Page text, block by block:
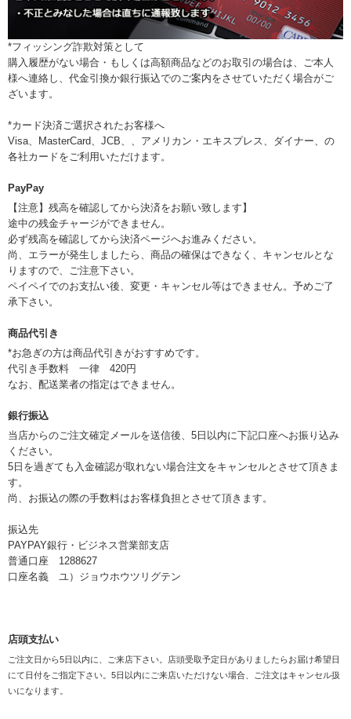
*フィッシング詐欺対策として
購入履歴がない場合・もしくは高額商品などのお取引の場合は、ご本人
様へ連絡し、代金引換か銀行振込でのご案内をさせていただく場合がご
ざいます。
*カード決済ご選択されたお客様へ
Visa、MasterCard、JCB、、アメリカン・エキスプレス、ダイナー、の
各社カードをご利用いただけます。
PayPay
【注意】残高を確認してから決済をお願い致します】
途中の残金チャージができません。
必ず残高を確認してから決済ページへお進みください。
尚、エラーが発生しましたら、商品の確保はできなく、キャンセルとな
りますので、ご注意下さい。
ペイペイでのお支払い後、変更・キャンセル等はできません。予めご了
承下さい。
商品代引き
*お急ぎの方は商品代引きがおすすめです。
代引き手数料 一律 420円
なお、配送業者の指定はできません。
銀行振込
当店からのご注文確定メールを送信後、5日以内に下記口座へお振り込み
ください。
5日を過ぎても入金確認が取れない場合注文をキャンセルとさせて頂きま
す。
尚、お振込の際の手数料はお客様負担とさせて頂きます。
振込先
PAYPAY銀行・ビジネス営業部支店
普通口座 1288627
口座名義 ユ）ジョウホウツリグテン
店頭支払い
ご注文日から5日以内に、ご来店下さい。店頭受取予定日がありましたらお届け希望日
にて日付をご指定下さい。5日以内にご来店いただけない場合、ご注文はキャンセル扱
いになります。